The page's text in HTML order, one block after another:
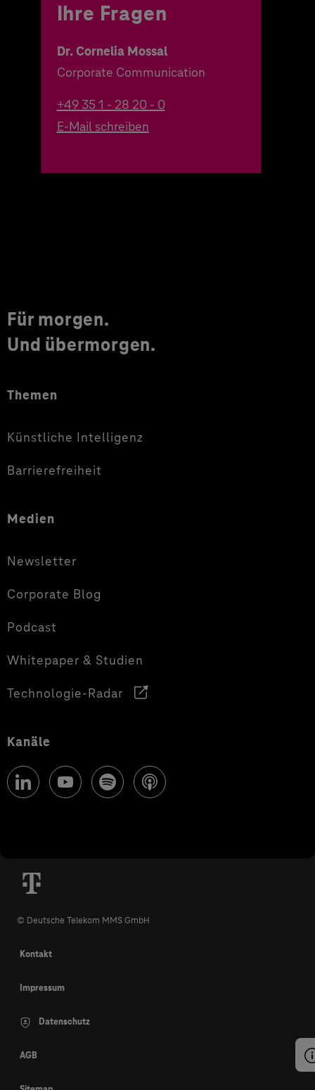
Ihre Fragen
Dr. Cornelia Mossal
Corporate Communication
+49 35 1 - 28 20 - 0
E-Mail schreiben
Für morgen.
Und übermorgen.
Themen
Künstliche Intelligenz
Barrierefreiheit
Medien
Newsletter
Corporate Blog
Podcast
Whitepaper & Studien
Technologie-Radar
Kanäle
© Deutsche Telekom MMS GmbH
Kontakt
Impressum
Datenschutz
AGB